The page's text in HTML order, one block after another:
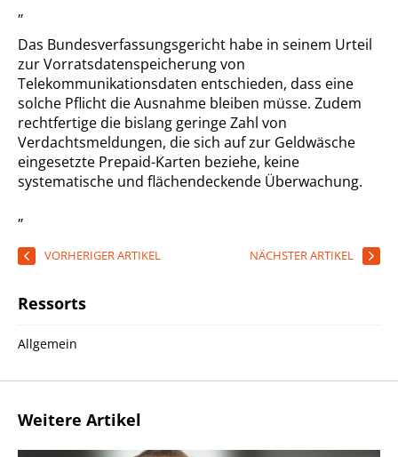
„
Das Bundesverfassungsgericht habe in seinem Urteil
zur Vorratsdatenspeicherung von
Telekommunikationsdaten entschieden, dass eine
solche Pflicht die Ausnahme bleiben müsse. Zudem
rechtfertige die bislang geringe Zahl von
Verdachtsmeldungen, die sich auf zur Geldwäsche
eingesetzte Prepaid-Karten beziehe, keine
systematische und flächendeckende Überwachung.
„
VORHERIGER ARTIKEL NÄCHSTER ARTIKEL
Ressorts
Allgemein
Weitere Artikel